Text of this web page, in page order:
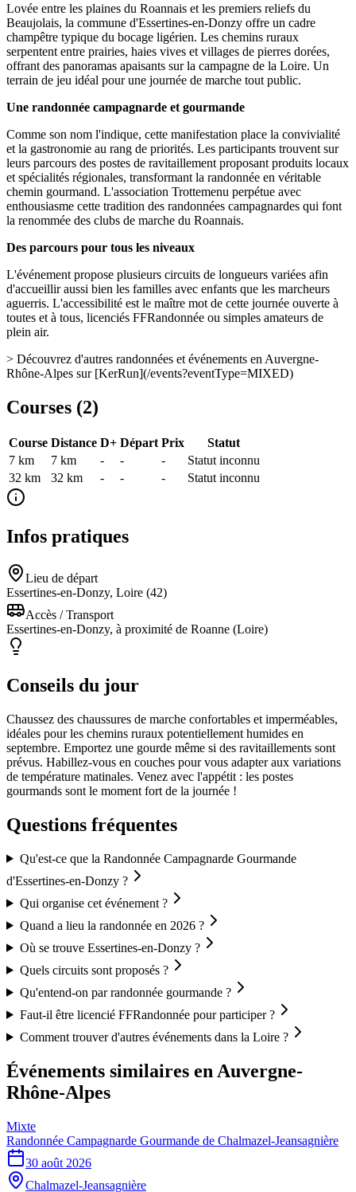
Lovée entre les plaines du Roannais et les premiers reliefs du
Beaujolais, la commune d'Essertines-en-Donzy offre un cadre
champêtre typique du bocage ligérien. Les chemins ruraux
serpentent entre prairies, haies vives et villages de pierres dorées,
offrant des panoramas apaisants sur la campagne de la Loire. Un
terrain de jeu idéal pour une journée de marche tout public.
Une randonnée campagnarde et gourmande
Comme son nom l'indique, cette manifestation place la convivialité
et la gastronomie au rang de priorités. Les participants trouvent sur
leurs parcours des postes de ravitaillement proposant produits locaux
et spécialités régionales, transformant la randonnée en véritable
chemin gourmand. L'association Trottemenu perpétue avec
enthousiasme cette tradition des randonnées campagnardes qui font
la renommée des clubs de marche du Roannais.
Des parcours pour tous les niveaux
L'événement propose plusieurs circuits de longueurs variées afin
d'accueillir aussi bien les familles avec enfants que les marcheurs
aguerris. L'accessibilité est le maître mot de cette journée ouverte à
toutes et à tous, licenciés FFRandonnée ou simples amateurs de
plein air.
> Découvrez d'autres randonnées et événements en Auvergne-
Rhône-Alpes sur [KerRun](/events?eventType=MIXED)
Courses (2)
Course Distance D+ Départ Prix
Statut
7 km
7 km - - -
Statut inconnu
32 km
32 km - - - Statut inconnu
Infos pratiques
Lieu de départ
Essertines-en-Donzy, Loire (42)
Accès / Transport
Essertines-en-Donzy, à proximité de Roanne (Loire)
Conseils du jour
Chaussez des chaussures de marche confortables et imperméables,
idéales pour les chemins ruraux potentiellement humides en
septembre. Emportez une gourde même si des ravitaillements sont
prévus. Habillez-vous en couches pour vous adapter aux variations
de température matinales. Venez avec l'appétit : les postes
gourmands sont le moment fort de la journée !
Questions fréquentes
Qu'est-ce que la Randonnée Campagnarde Gourmande
d'Essertines-en-Donzy ?
Qui organise cet événement ?
Quand a lieu la randonnée en 2026 ?
Où se trouve Essertines-en-Donzy ?
Quels circuits sont proposés ?
Qu'entend-on par randonnée gourmande ?
Faut-il être licencié FFRandonnée pour participer ?
Comment trouver d'autres événements dans la Loire ?
Événements similaires en Auvergne-
Rhône-Alpes
Mixte
Randonnée Campagnarde Gourmande de Chalmazel-Jeansagnière
30 août 2026
Chalmazel-Jeansagnière